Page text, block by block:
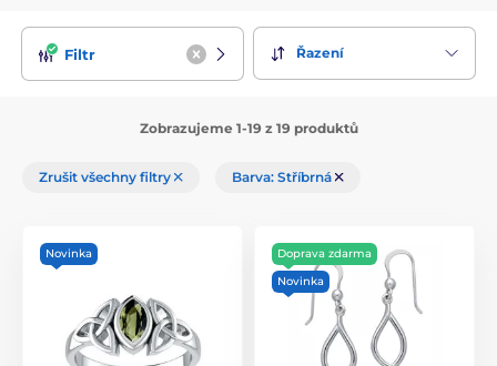
Filtr Řazení
Zobrazujeme 1-19 z 19 produktů
Zrušit všechny filtry Barva: Stříbrná
Novinka
Doprava zdarma
Novinka